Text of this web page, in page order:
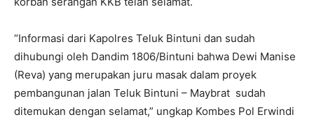
“Informasi dari Kapolres Teluk Bintuni dan sudah
dihubungi oleh Dandim 1806/Bintuni bahwa Dewi Manise
(Reva) yang merupakan juru masak dalam proyek
pembangunan jalan Teluk Bintuni – Maybrat sudah
ditemukan dengan selamat,” ungkap Kombes Pol Erwindi